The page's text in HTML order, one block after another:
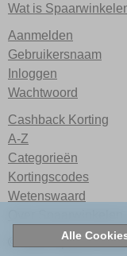
Alle
Wat is
Aanmelden
Gebruikersnaam
Inloggen
Wachtwoord
Cashback Korting
A-Z
Categorieën
Kortingscodes
Wetenswaard
© 2026